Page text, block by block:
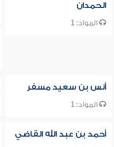
الحمدان
المواد: 1
أنس بن سعيد مسفر
المواد: 1
أحمد بن عبد الله القاضي